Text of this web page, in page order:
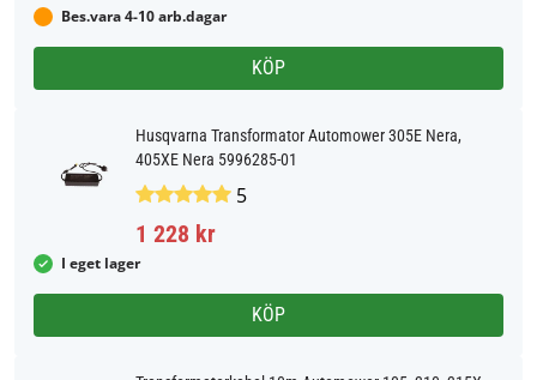
Bes.vara 4-10 arb.dagar
KÖP
Husqvarna Transformator Automower 305E Nera,
405XE Nera 5996285-01
5
1 228 kr
I eget lager
KÖP